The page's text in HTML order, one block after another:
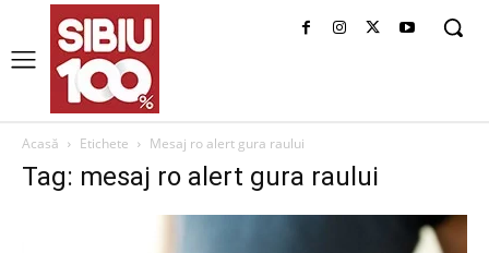
Acasă Etichete Mesaj ro alert gura raului
Tag: mesaj ro alert gura raului